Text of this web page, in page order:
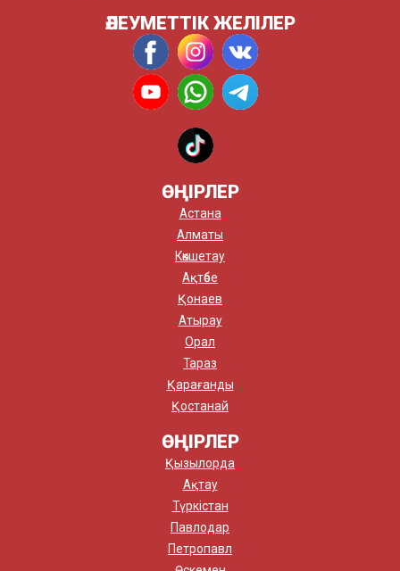
ӘЛЕУМЕТТІК ЖЕЛІЛЕР
ӨҢІРЛЕР
Астана
Алматы
Көкшетау
Ақтөбе
Қонаев
Атырау
Орал
Тараз
Қарағанды
Қостанай
ӨҢІРЛЕР
Қызылорда
Ақтау
Түркістан
Павлодар
Петропавл